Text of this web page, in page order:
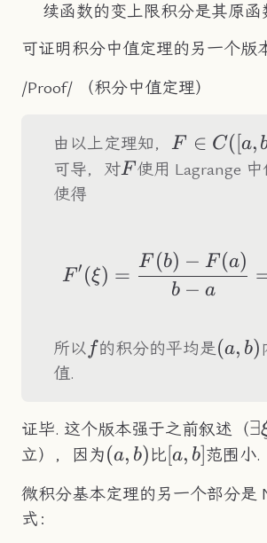
续函数的变上限积分是其原函
可证明积分中值定理的另一个版
/Proof/ （积分中值定理）
由以上定理知， F\in
C([a,b])
F ∈ C([a,
可导，对F
F 使用 Lagrange 中
使得
F ′ (ξ) =
b − a
F (b) − F (a)
所以 ff的积分的平均是(a,b)
(a, b)
值.
证毕. 这个版本强于之前叙述（∃
立），因为(a,b)
(a, b)比[a,b]
[a, b]范围小.
微积分基本定理的另一个部分是
式：